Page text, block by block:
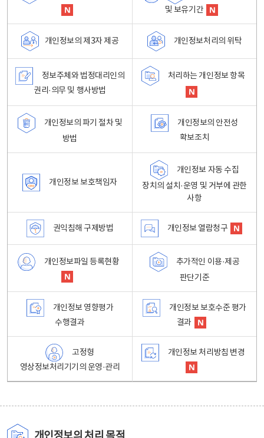
및 보유기간
개인정보의 제3자 제공 개인정보처리의 위탁
정보주체와 법정대리인의
권리·의무 및 행사방법
처리하는 개인정보 항목
개인정보의 파기 절차 및
방법
개인정보의 안전성
확보조치
개인정보 보호책임자
개인정보 자동 수집
장치의 설치·운영 및 거부에 관한
사항
권익침해 구제방법 개인정보 열람청구
개인정보파일 등록현황
추가적인 이용·제공
판단기준
개인정보 영향평가
수행결과
개인정보 보호수준 평가
결과
고정형
영상정보처리기기의 운영·관리
개인정보 처리방침 변경